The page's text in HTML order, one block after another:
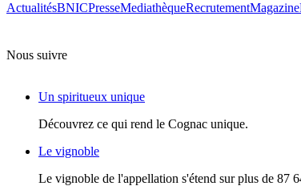
ActualitésBNICPresseMediathèqueRecrutementMagazine
Nous suivre
Un spiritueux unique
Découvrez ce qui rend le Cognac unique.
Le vignoble
Le vignoble de l'appellation s'étend sur plus de 87